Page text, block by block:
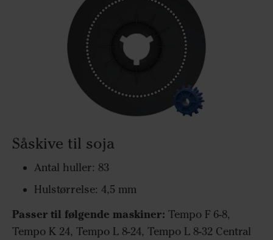
Såskive til soja
Antal huller: 83
Hulstørrelse: 4,5 mm
Passer til følgende maskiner: Tempo F 6-8,
Tempo K 24, Tempo L 8-24, Tempo L 8-32 Central